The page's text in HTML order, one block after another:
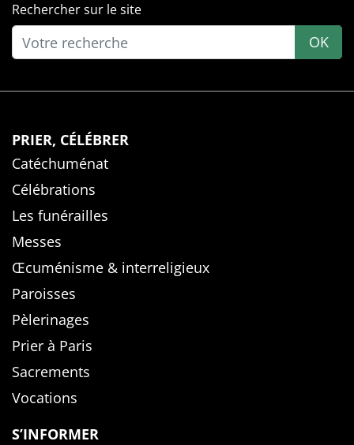
Rechercher sur le site
OK
PRIER, CÉLÉBRER
Catéchuménat
Célébrations
Les funérailles
Messes
Œcuménisme & interreligieux
Paroisses
Pèlerinages
Prier à Paris
Sacrements
Vocations
S’INFORMER